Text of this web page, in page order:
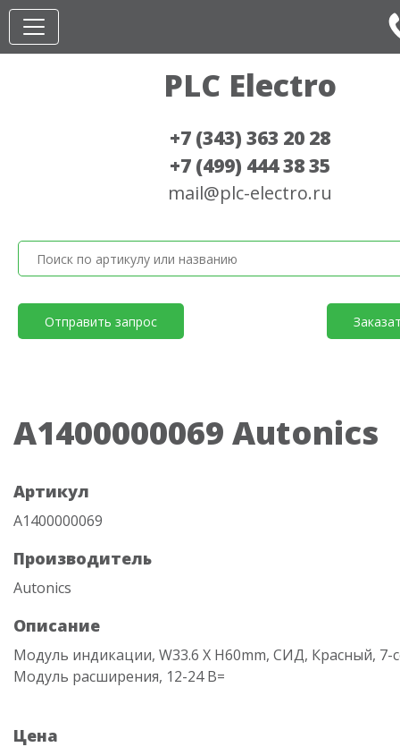
PLC Electro
+7 (343) 363 20 28
+7 (499) 444 38 35
mail@plc-electro.ru
Отправить запрос
A1400000069 Autonics
Артикул
A1400000069
Производитель
Autonics
Описание
Модуль индикации, W33.6 X H60mm, СИД, Красный, 7-
Модуль расширения, 12-24 В=
Цена